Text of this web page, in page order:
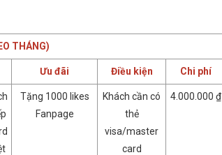
THÁNG)
Ưu đãi Điều kiện Chi phí
Tặng 1000 likes
Fanpage
Khách cần có
thẻ
visa/master
card
4.000.000 ₫